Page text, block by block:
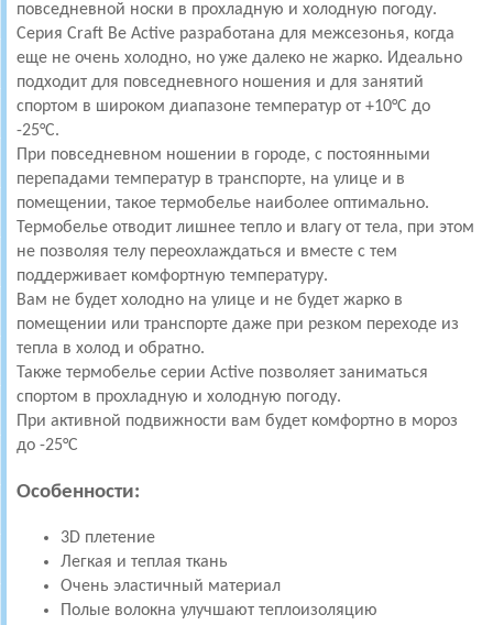
повседневной носки в прохладную и холодную погоду.
Серия Craft Be Active разработана для межсезонья, когда
еще не очень холодно, но уже далеко не жарко. Идеально
подходит для повседневного ношения и для занятий
спортом в широком диапазоне температур от +10°С до
-25°С.
При повседневном ношении в городе, с постоянными
перепадами температур в транспорте, на улице и в
помещении, такое термобелье наиболее оптимально.
Термобелье отводит лишнее тепло и влагу от тела, при этом
не позволяя телу переохлаждаться и вместе с тем
поддерживает комфортную температуру.
Вам не будет холодно на улице и не будет жарко в
помещении или транспорте даже при резком переходе из
тепла в холод и обратно.
Также термобелье серии Active позволяет заниматься
спортом в прохладную и холодную погоду.
При активной подвижности вам будет комфортно в мороз
до -25°С
Особенности:
3D плетение
Легкая и теплая ткань
Очень эластичный материал
Полые волокна улучшают теплоизоляцию